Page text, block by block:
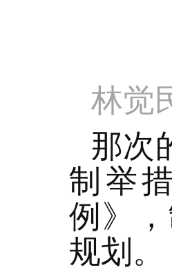
林觉
那次
制举
例》
规划。